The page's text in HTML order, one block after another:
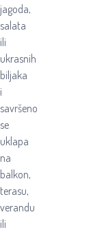
jagoda,
salata
ili
ukrasnih
biljaka
i
savršeno
se
uklapa
na
balkon,
terasu,
verandu
ili